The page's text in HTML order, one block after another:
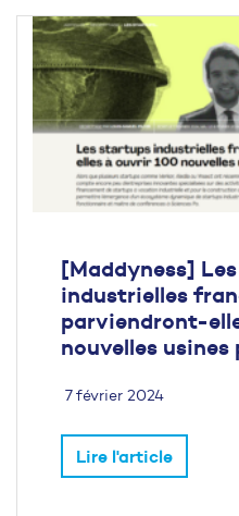
[Maddyness]
industrielles
parviendront-
nouvelles usines
7 février 2024
Lire l'article